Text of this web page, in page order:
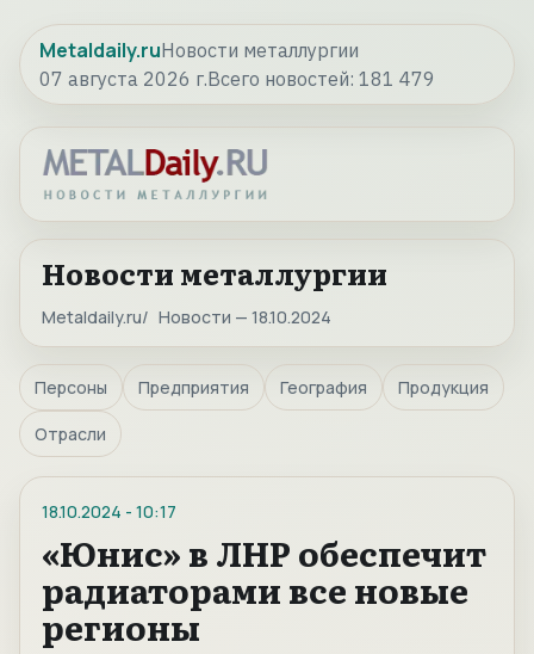
Metaldaily.ruНовости металлургии
07 августа 2026 г.Всего новостей: 181 479
Новости металлургии
Metaldaily.ru Новости — 18.10.2024
Персоны Предприятия География Продукция
Отрасли
18.10.2024 - 10:17
«Юнис» в ЛНР обеспечит
радиаторами все новые
регионы